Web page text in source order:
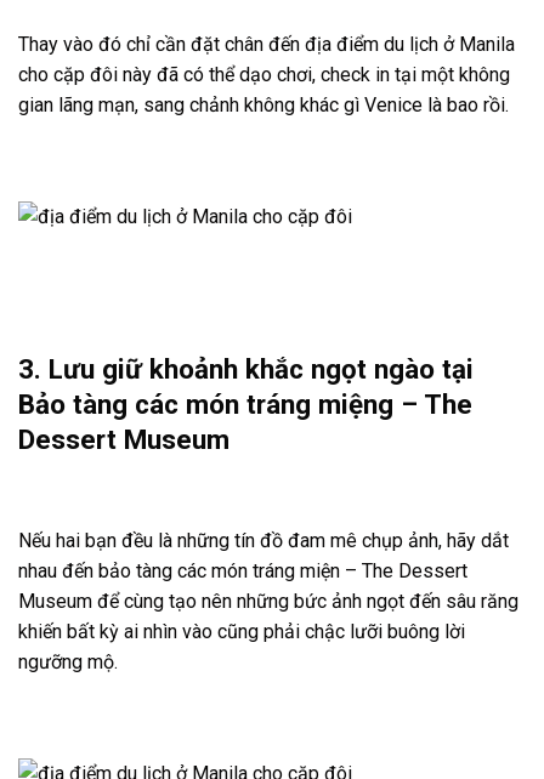
Thay vào đó chỉ cần đặt chân đến địa điểm du lịch ở Manila
cho cặp đôi này đã có thể dạo chơi, check in tại một không
gian lãng mạn, sang chảnh không khác gì Venice là bao rồi.
3. Lưu giữ khoảnh khắc ngọt ngào tại
Bảo tàng các món tráng miệng – The
Dessert Museum
Nếu hai bạn đều là những tín đồ đam mê chụp ảnh, hãy dắt
nhau đến bảo tàng các món tráng miện – The Dessert
Museum để cùng tạo nên những bức ảnh ngọt đến sâu răng
khiến bất kỳ ai nhìn vào cũng phải chậc lưỡi buông lời
ngưỡng mộ.